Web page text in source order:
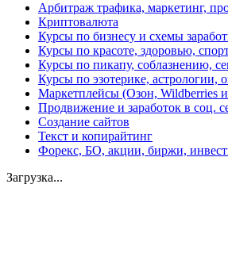
Арбитраж трафика, маркетинг,
Криптовалюта
Курсы по бизнесу и схемы
Курсы по красоте, здоровью,
Курсы по пикапу, соблазнению,
Курсы по эзотерике, астрологии,
Маркетплейсы (Озон, Wildberries
Продвижение и заработок в соц.
Создание сайтов
Текст и копирайтинг
Форекс, БО, акции, биржи,
Загрузка...